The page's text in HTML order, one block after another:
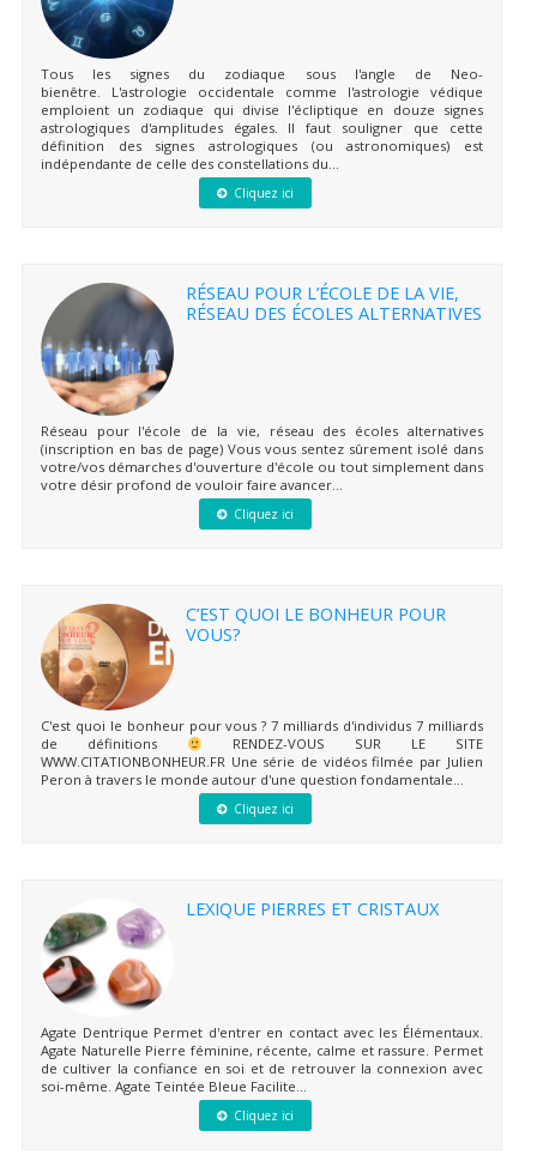
Tous les signes du zodiaque sous l'angle de Neo-
bienêtre. L'astrologie occidentale comme l'astrologie védique
emploient un zodiaque qui divise l'écliptique en douze signes
astrologiques d'amplitudes égales. Il faut souligner que cette
définition des signes astrologiques (ou astronomiques) est
indépendante de celle des constellations du...
Cliquez ici
RÉSEAU POUR L’ÉCOLE DE LA VIE,
RÉSEAU DES ÉCOLES ALTERNATIVES
Réseau pour l'école de la vie, réseau des écoles alternatives
(inscription en bas de page) Vous vous sentez sûrement isolé dans
votre/vos démarches d'ouverture d'école ou tout simplement dans
votre désir profond de vouloir faire avancer...
Cliquez ici
C’EST QUOI LE BONHEUR POUR
VOUS?
C'est quoi le bonheur pour vous ? 7 milliards d'individus 7 milliards
de définitions
RENDEZ-VOUS SUR LE SITE
WWW.CITATIONBONHEUR.FR Une série de vidéos filmée par Julien
Peron à travers le monde autour d'une question fondamentale...
Cliquez ici
LEXIQUE PIERRES ET CRISTAUX
Agate Dentrique Permet d'entrer en contact avec les Élémentaux.
Agate Naturelle Pierre féminine, récente, calme et rassure. Permet
de cultiver la confiance en soi et de retrouver la connexion avec
soi-même. Agate Teintée Bleue Facilite...
Cliquez ici